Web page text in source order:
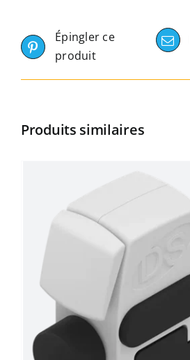
Épingler ce
produit
Produits similaires